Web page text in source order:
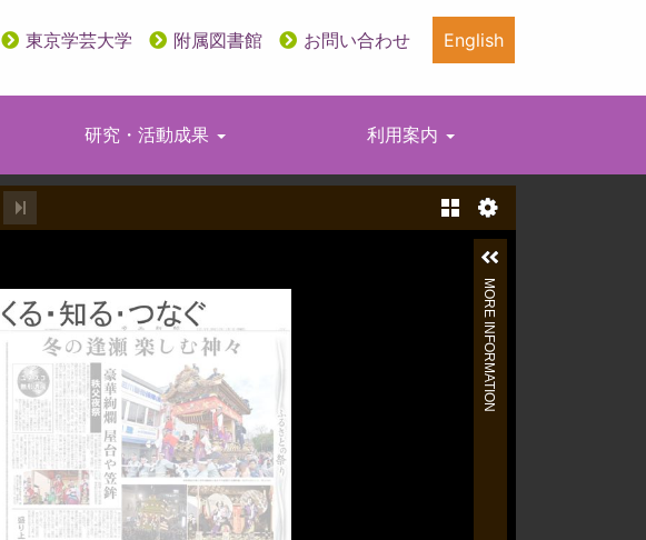
utility
東京学芸大学 附属図書館 お問い合わせ English
研究・活動成果 利用案内